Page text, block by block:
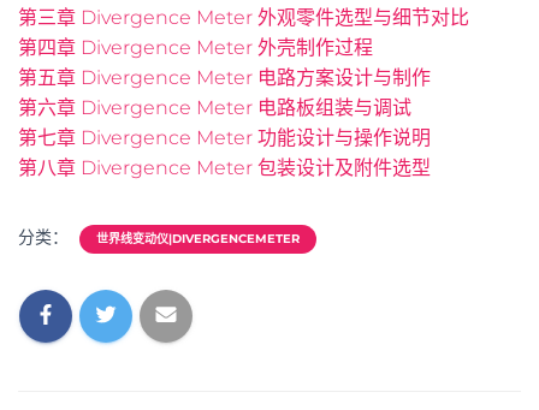
第三章 Divergence Meter 外观零件选型与细节对比
第四章 Divergence Meter 外壳制作过程
第五章 Divergence Meter 电路方案设计与制作
第六章 Divergence Meter 电路板组装与调试
第七章 Divergence Meter 功能设计与操作说明
第八章 Divergence Meter 包装设计及附件选型
分类： 世界线变动仪|DIVERGENCEMETER